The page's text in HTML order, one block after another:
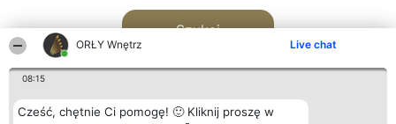
ORŁY Wnętrz Live chat
08:15
Cześć, chętnie Ci pomogę! 🙂 Kliknij proszę w
Szukaj